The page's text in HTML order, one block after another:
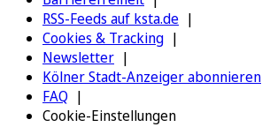
RSS-Feeds auf ksta.de
Cookies & Tracking
Newsletter
Kölner Stadt-Anzeiger abonnieren
FAQ
Cookie-Einstellungen